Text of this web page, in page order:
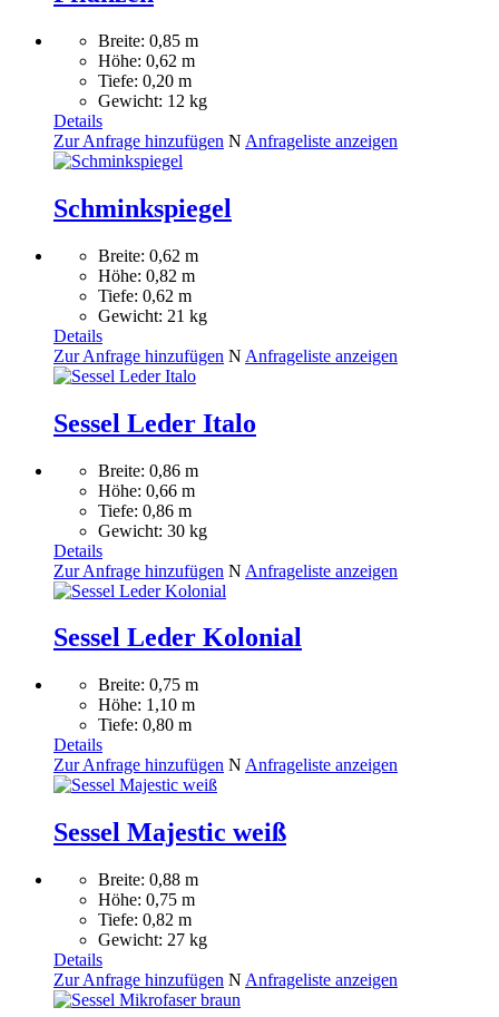
Breite: 0,85 m
Höhe: 0,62 m
Tiefe: 0,20 m
Gewicht: 12 kg
Details
Zur Anfrage hinzufügen N Anfrageliste anzeigen
Schminkspiegel
Breite: 0,62 m
Höhe: 0,82 m
Tiefe: 0,62 m
Gewicht: 21 kg
Details
Zur Anfrage hinzufügen N Anfrageliste anzeigen
Sessel Leder Italo
Breite: 0,86 m
Höhe: 0,66 m
Tiefe: 0,86 m
Gewicht: 30 kg
Details
Zur Anfrage hinzufügen N Anfrageliste anzeigen
Sessel Leder Kolonial
Breite: 0,75 m
Höhe: 1,10 m
Tiefe: 0,80 m
Details
Zur Anfrage hinzufügen N Anfrageliste anzeigen
Sessel Majestic weiß
Breite: 0,88 m
Höhe: 0,75 m
Tiefe: 0,82 m
Gewicht: 27 kg
Details
Zur Anfrage hinzufügen N Anfrageliste anzeigen